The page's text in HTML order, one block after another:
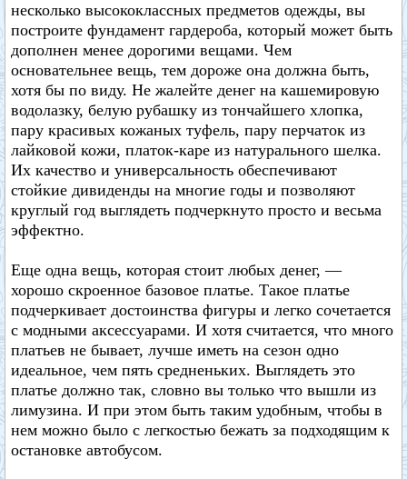
несколько высококлассных предметов одежды, вы
построите фундамент гардероба, который может быть
дополнен менее дорогими вещами. Чем
основательнее вещь, тем дороже она должна быть,
хотя бы по виду. Не жалейте денег на кашемировую
водолазку, белую рубашку из тончайшего хлопка,
пару красивых кожаных туфель, пару перчаток из
лайковой кожи, платок-каре из натурального шелка.
Их качество и универсальность обеспечивают
стойкие дивиденды на многие годы и позволяют
круглый год выглядеть подчеркнуто просто и весьма
эффектно.
Еще одна вещь, которая стоит любых денег, —
хорошо скроенное базовое платье. Такое платье
подчеркивает достоинства фигуры и легко сочетается
с модными аксессуарами. И хотя считается, что много
платьев не бывает, лучше иметь на сезон одно
идеальное, чем пять средненьких. Выглядеть это
платье должно так, словно вы только что вышли из
лимузина. И при этом быть таким удобным, чтобы в
нем можно было с легкостью бежать за подходящим к
остановке автобусом.